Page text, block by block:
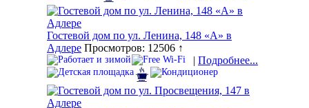
Гостевой дом по ул. Ленина, 148 «А» в
Адлере Просмотров: 12506 ↑
| Подробнее...